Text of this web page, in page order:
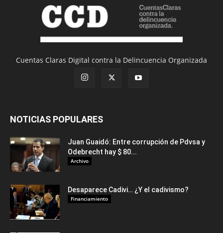
Cuentas Claras Digital contra la Delincuencia Organizada
NOTICIAS POPULARES
Juan Guaidó: Entre corrupción de Pdvsa y
Odebrecht hay $ 80...
Archivo
Desaparece Cadivi… ¿Y el cadivismo?
Financiamiento